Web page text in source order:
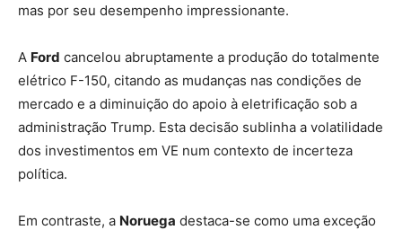
mas por seu desempenho impressionante.
A Ford cancelou abruptamente a produção do totalmente
elétrico F-150, citando as mudanças nas condições de
mercado e a diminuição do apoio à eletrificação sob a
administração Trump. Esta decisão sublinha a volatilidade
dos investimentos em VE num contexto de incerteza
política.
Em contraste, a Noruega destaca-se como uma exceção